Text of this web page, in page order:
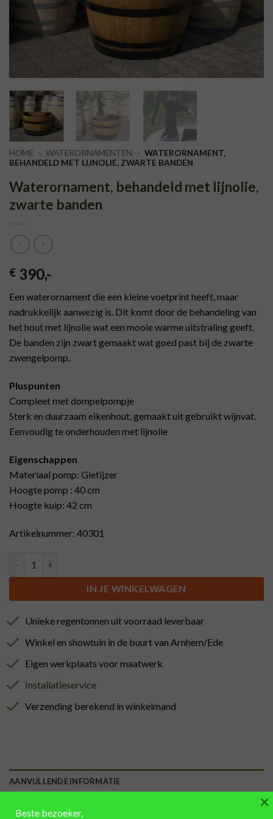
HOME » WATERORNAMENTEN » WATERORNAMENT,
BEHANDELD MET LIJNOLIE, ZWARTE BANDEN
Waterornament, behandeld met lijnolie,
zwarte banden
€ 390,-
Een waterornament die een kleine voetprint heeft, maar
nadrukkelijk aanwezig is. Dit komt door de behandeling van
het hout met lijnolie wat een mooie warme uitstraling geeft.
De banden zijn zwart gemaakt wat goed past bij de zwarte
zwengelpomp.
Pluspunten
Compleet met dompelpompje
Sterk en duurzaam eikenhout, gemaakt uit gebruikt wijnvat.
Eenvoudig te onderhouden met lijnolie
Eigenschappen
Materiaal pomp: Gietijzer
Hoogte pomp : 40 cm
Hoogte kuip: 42 cm
Artikelnummer: 40301
IN JE WINKELWAGEN
Unieke regentonnen uit voorraad leverbaar
Winkel en showtuin in de buurt van Arnhem/Ede
Eigen werkplaats voor maatwerk
Installatieservice
Verzending berekend in winkelmand
AANVULLENDE INFORMATIE
AFMETINGEN Hoogte 82 cm x Diameter 69 cm
Beste bezoeker,
×